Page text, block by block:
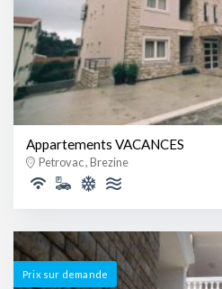
Appartements VACANCES
Petrovac , Brezine
Prix ​​sur demande